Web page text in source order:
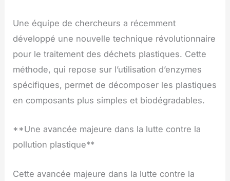
Une équipe de chercheurs a récemment
développé une nouvelle technique révolutionnaire
pour le traitement des déchets plastiques. Cette
méthode, qui repose sur l’utilisation d’enzymes
spécifiques, permet de décomposer les plastiques
en composants plus simples et biodégradables.
**Une avancée majeure dans la lutte contre la
pollution plastique**
Cette avancée majeure dans la lutte contre la